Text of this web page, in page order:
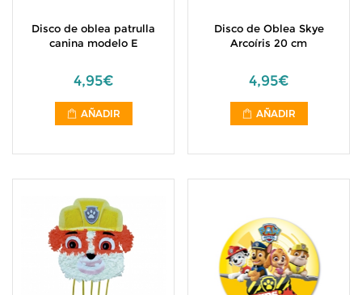
Disco de oblea patrulla
canina modelo E
4,95€
AÑADIR
Disco de Oblea Skye
Arcoíris 20 cm
4,95€
AÑADIR